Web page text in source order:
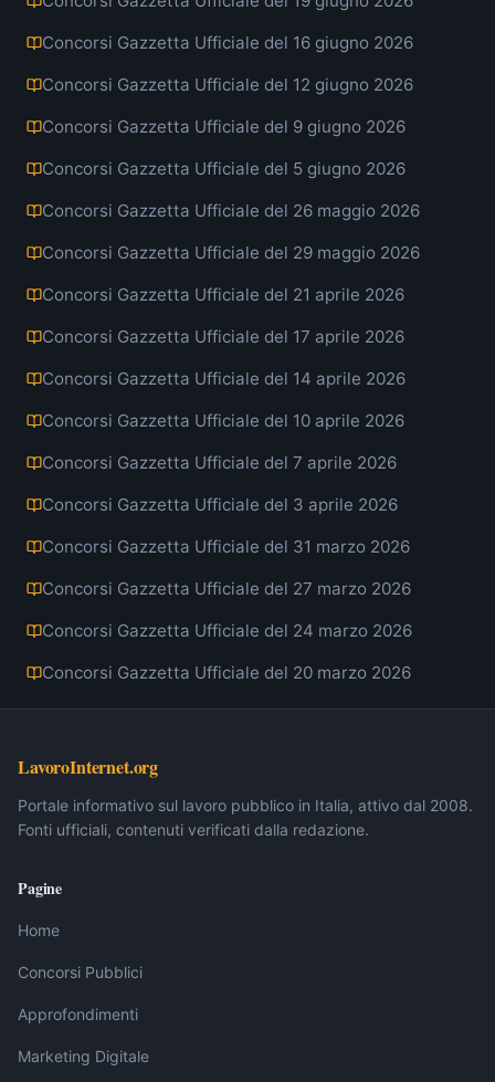
Concorsi Gazzetta Ufficiale del 16 giugno 2026
Concorsi Gazzetta Ufficiale del 12 giugno 2026
Concorsi Gazzetta Ufficiale del 9 giugno 2026
Concorsi Gazzetta Ufficiale del 5 giugno 2026
Concorsi Gazzetta Ufficiale del 26 maggio 2026
Concorsi Gazzetta Ufficiale del 29 maggio 2026
Concorsi Gazzetta Ufficiale del 21 aprile 2026
Concorsi Gazzetta Ufficiale del 17 aprile 2026
Concorsi Gazzetta Ufficiale del 14 aprile 2026
Concorsi Gazzetta Ufficiale del 10 aprile 2026
Concorsi Gazzetta Ufficiale del 7 aprile 2026
Concorsi Gazzetta Ufficiale del 3 aprile 2026
Concorsi Gazzetta Ufficiale del 31 marzo 2026
Concorsi Gazzetta Ufficiale del 27 marzo 2026
Concorsi Gazzetta Ufficiale del 24 marzo 2026
Concorsi Gazzetta Ufficiale del 20 marzo 2026
LavoroInternet.org
Portale informativo sul lavoro pubblico in Italia, attivo dal 2008.
Fonti ufficiali, contenuti verificati dalla redazione.
Pagine
Home
Concorsi Pubblici
Approfondimenti
Marketing Digitale